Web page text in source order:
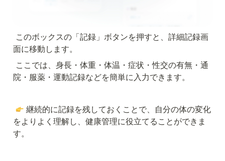
このボックスの「記録」ボタンを押すと、詳細記録画
面に移動します。
ここでは、身長・体重・体温・症状・性交の有無・通
院・服薬・運動記録などを簡単に入力できます。
継続的に記録を残しておくことで、自分の体の変化
をよりよく理解し、健康管理に役立てることができま
す。